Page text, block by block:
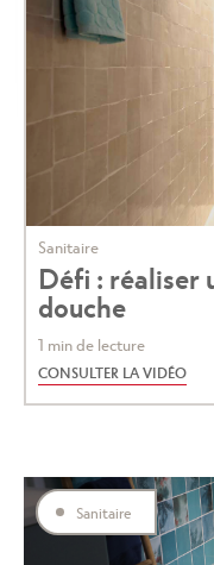
région
Sanitaire
Défi : réaliser
douche
1 min de lecture
CONSULTER LA VIDÉO
Sanitaire